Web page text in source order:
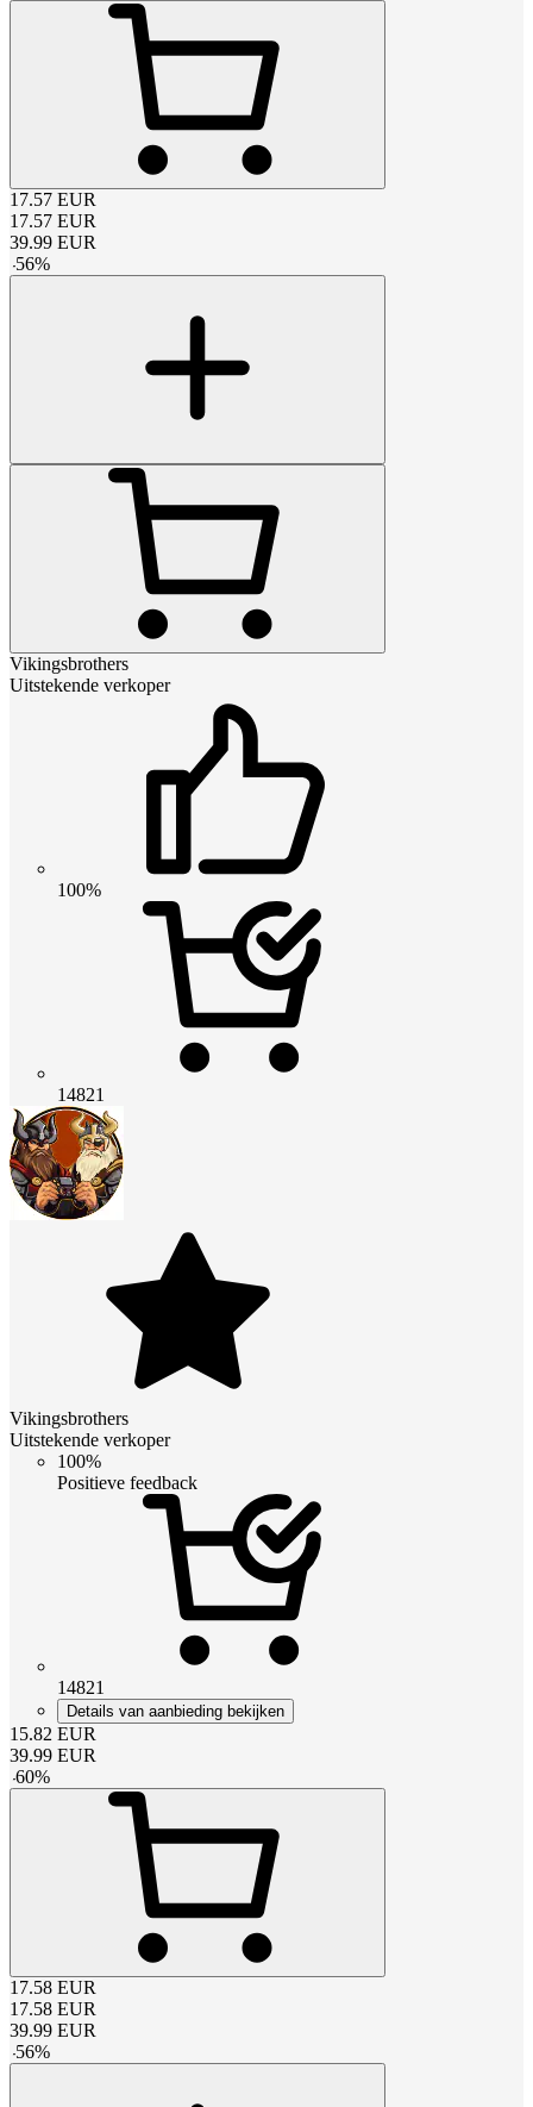
17.57 EUR
17.57 EUR
39.99 EUR
-56%
Vikingsbrothers
Uitstekende verkoper
100%
14821
Vikingsbrothers
Uitstekende verkoper
100%
Positieve feedback
14821
Details van aanbieding bekijken
15.82 EUR
39.99 EUR
-60%
17.58 EUR
17.58 EUR
39.99 EUR
-56%